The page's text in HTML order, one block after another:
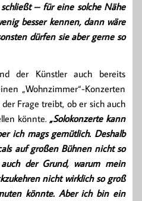
– für eine solche Nähe
besser kennen, dann wäre
dürfen sie aber gerne so
der Künstler auch bereits
„Wohnzimmer“-Konzerten
Frage treibt, ob er sich auch
könnte. „Solokonzerte kann
ich mags gemütlich. Deshalb
auf großen Bühnen nicht so
der Grund, warum mein
nicht wirklich so groß
könnte. Aber ich bin ein